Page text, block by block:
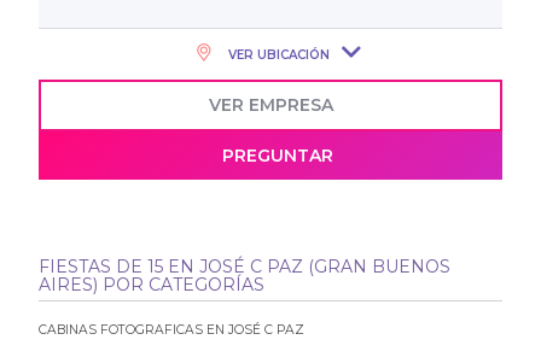
VER UBICACIÓN
VER EMPRESA
PREGUNTAR
FIESTAS DE 15 EN JOSÉ C PAZ (GRAN BUENOS
AIRES) POR CATEGORÍAS
CABINAS FOTOGRAFICAS EN JOSÉ C PAZ